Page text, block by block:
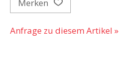
Merken
Anfrage zu diesem Artikel »